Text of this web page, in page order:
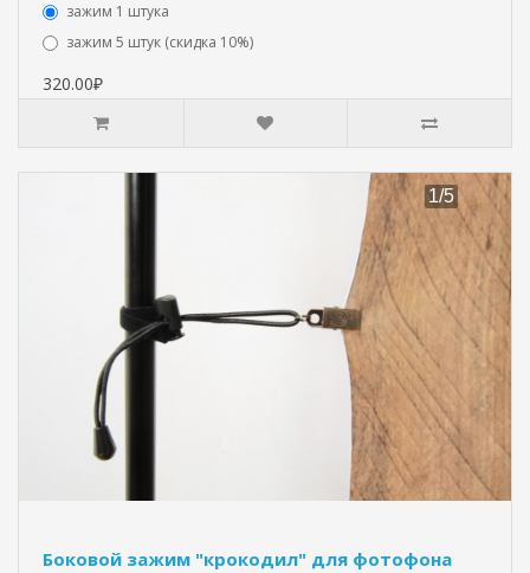
зажим 1 штука
зажим 5 штук (скидка 10%)
320.00₽
Боковой зажим "крокодил" для фотофона